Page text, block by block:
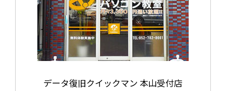
データ復旧クイックマン 本山受付店